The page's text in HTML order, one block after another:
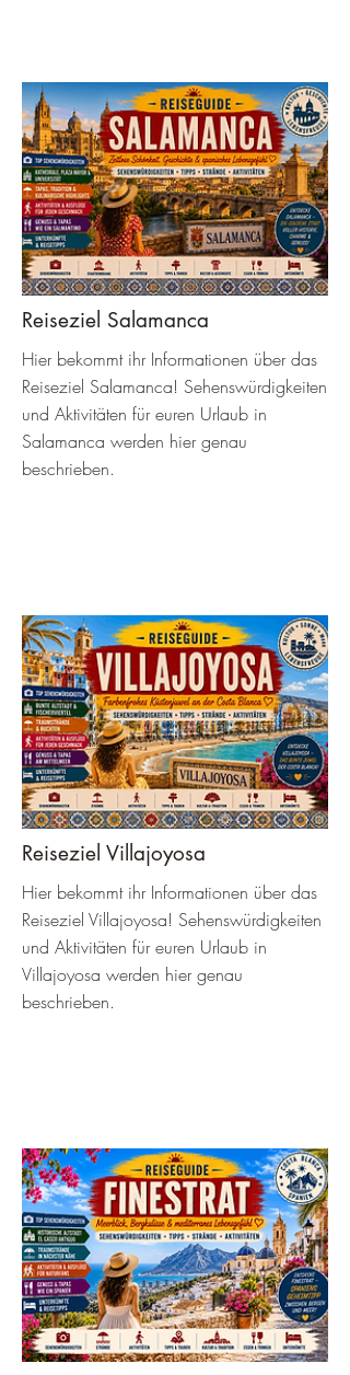
Reiseziel Salamanca
Hier bekommt ihr Informationen über das
Reiseziel Salamanca! Sehenswürdigkeiten
und Aktivitäten für euren Urlaub in
Salamanca werden hier genau
beschrieben.
Reiseziel Villajoyosa
Hier bekommt ihr Informationen über das
Reiseziel Villajoyosa! Sehenswürdigkeiten
und Aktivitäten für euren Urlaub in
Villajoyosa werden hier genau
beschrieben.